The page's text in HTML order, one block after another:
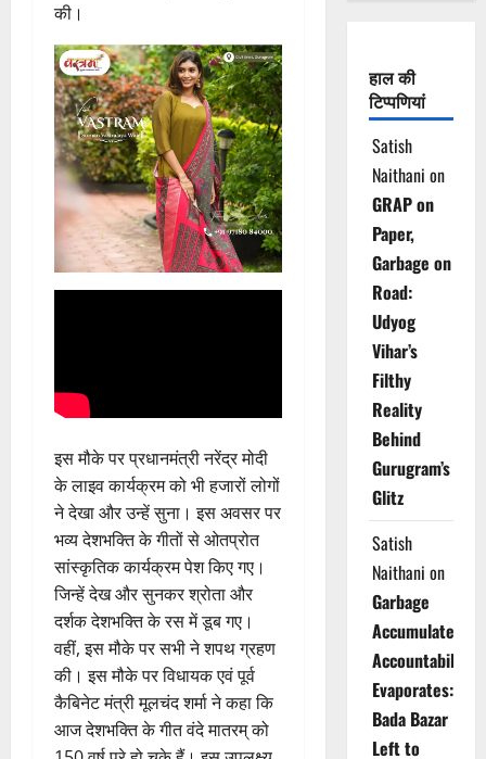
की।
इस मौके पर प्रधानमंत्री नरेंद्र मोदी
के लाइव कार्यक्रम को भी हजारों लोगों
ने देखा और उन्हें सुना। इस अवसर पर
भव्य देशभक्ति के गीतों से ओतप्रोत
सांस्कृतिक कार्यक्रम पेश किए गए।
जिन्हें देख और सुनकर श्रोता और
दर्शक देशभक्ति के रस में डूब गए।
वहीं, इस मौके पर सभी ने शपथ ग्रहण
की। इस मौके पर विधायक एवं पूर्व
कैबिनेट मंत्री मूलचंद शर्मा ने कहा कि
आज देशभक्ति के गीत वंदे मातरम् को
हाल की
टिप्पणियां
Satish
Naithani on
GRAP on
Paper,
Garbage on
Road:
Udyog
Vihar’s
Filthy
Reality
Behind
Gurugram’s
Glitz
Satish
Naithani on
Garbage
Accumulates,
Accountability
Evaporates:
Bada Bazar
Left to